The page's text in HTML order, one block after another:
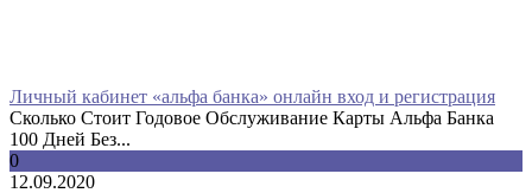
Личный кабинет «альфа банка» онлайн вход и регистрация
Сколько Стоит Годовое Обслуживание Карты Альфа Банка
100 Дней Без...
0
12.09.2020